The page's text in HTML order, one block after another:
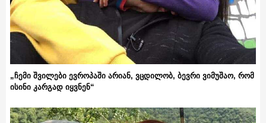
„ჩემი შვილები ევროპაში არიან, ვცდილობ, ბევრი ვიმუშაო, რომ
ისინი კარგად იყვნენ“